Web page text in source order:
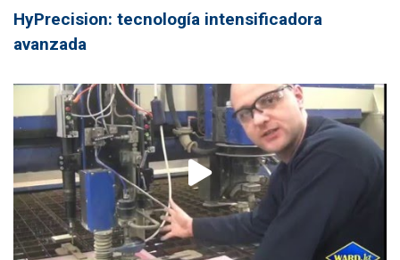
HyPrecision: tecnología intensificadora
avanzada